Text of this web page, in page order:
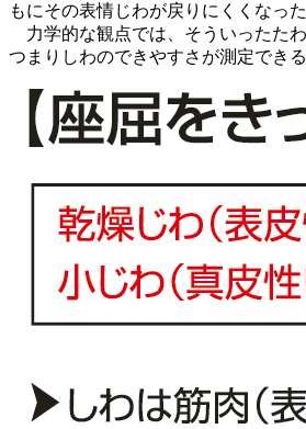
もにその表情じわが戻りにくくなっ
力学的な観点では、そういったたわ
つまりしわのできやすさが測定でき